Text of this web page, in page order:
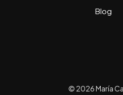
Blog
© 2026 María